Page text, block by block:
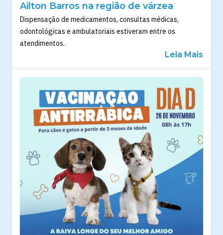
Ailton Barros na região de várzea
Dispensação de medicamentos, consultas médicas,
odontológicas e ambulatoriais estiveram entre os
atendimentos.
Leia Mais